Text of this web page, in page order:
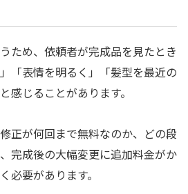
ため、依頼者が完成品を見たとき
「表情を明るく」「髪型を最近の
感じることがあります。
正が何回まで無料なのか、どの段
完成後の大幅変更に追加料金がか
必要があります。